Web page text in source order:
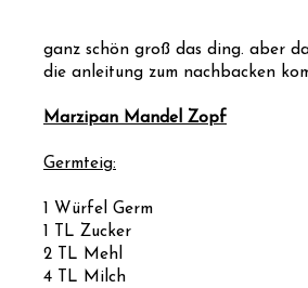
ganz schön groß das ding. aber
die anleitung zum nachbacken
Marzipan Mandel Zopf
Germteig:
1 Würfel Germ
1 TL Zucker
2 TL Mehl
4 TL Milch